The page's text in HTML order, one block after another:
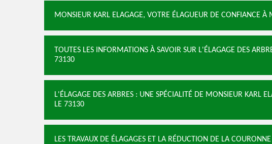
MONSIEUR KARL ELAGAGE, VOTRE ÉLAGUEUR DE CONFIANCE À
TOUTES LES INFORMATIONS À SAVOIR SUR L'ÉLAGAGE DES
73130
L'ÉLAGAGE DES ARBRES : UNE SPÉCIALITÉ DE MONSIEUR KARL
LE 73130
LES TRAVAUX DE ÉLAGAGES ET LA RÉDUCTION DE LA